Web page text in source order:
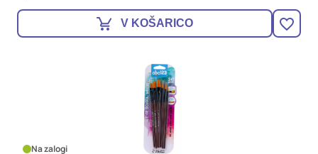
V KOŠARICO
Na zalogi